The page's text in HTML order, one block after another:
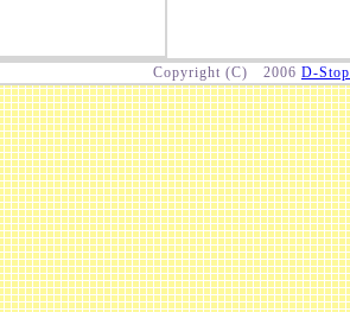
Copyright (C) 2006 D-